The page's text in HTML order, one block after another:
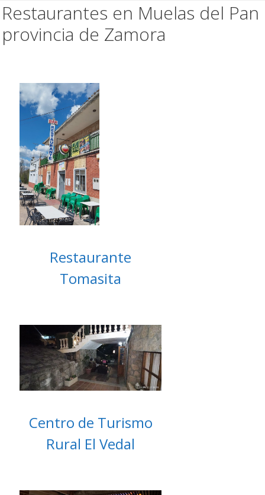
Restaurantes en Muelas del Pan
provincia de Zamora
Restaurante
Tomasita
Centro de Turismo
Rural El Vedal